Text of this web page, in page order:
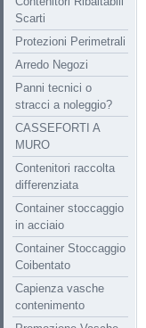
Scarti
Protezioni Perimetrali
Arredo Negozi
Panni tecnici o
stracci a noleggio?
CASSEFORTI A
MURO
Contenitori raccolta
differenziata
Container stoccaggio
in acciaio
Container Stoccaggio
Coibentato
Capienza vasche
contenimento